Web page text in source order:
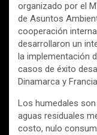
organizado por el
de Asuntos
cooperación
desarrollaron un
la implementación
casos de éxito
Dinamarca y
Los humedales
aguas residuales
costo, nulo